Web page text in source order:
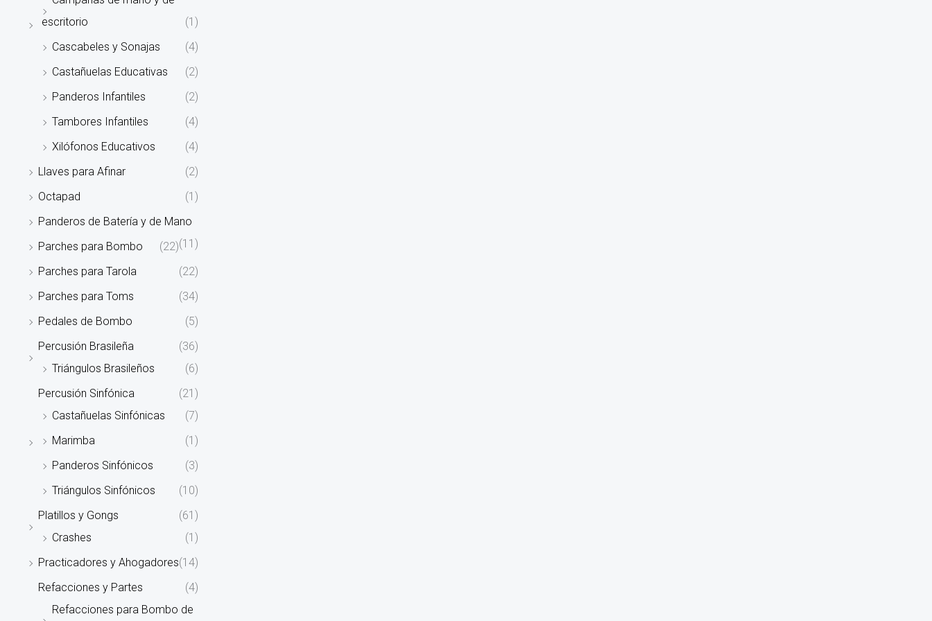
escritorio
(1)
Cascabeles y Sonajas
(4)
Castañuelas Educativas
(2)
Panderos Infantiles
(2)
Tambores Infantiles
(4)
Xilófonos Educativos
(4)
Llaves para Afinar
(2)
Octapad
(1)
Panderos de Batería y de Mano
(11)
Parches para Bombo
(22)
Parches para Tarola
(22)
Parches para Toms
(34)
Pedales de Bombo
(5)
Percusión Brasileña
(36)
Triángulos Brasileños
(6)
Percusión Sinfónica
(21)
Castañuelas Sinfónicas
(7)
Marimba
(1)
Panderos Sinfónicos
(3)
Triángulos Sinfónicos
(10)
Platillos y Gongs
(61)
Crashes
(1)
Practicadores y Ahogadores(14)
Refacciones y Partes
(4)
Refacciones para Bombo de